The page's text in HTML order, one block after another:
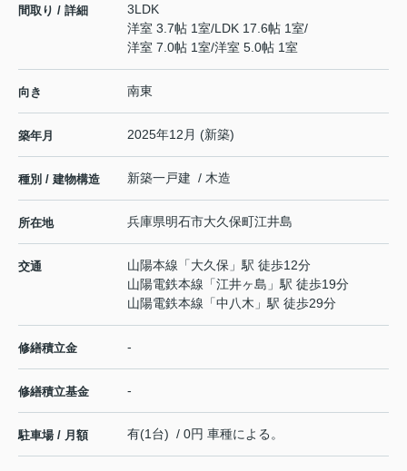
間取り / 詳細
3LDK
洋室 3.7帖 1室/LDK 17.6帖 1室/
洋室 7.0帖 1室/洋室 5.0帖 1室
向き 南東
築年月 2025年12月 (新築)
種別 / 建物構造 新築一戸建 / 木造
所在地 兵庫県明石市大久保町江井島
交通 山陽本線 「大久保 」駅 徒歩12分
山陽電鉄本線 「江井ヶ島 」駅 徒歩19分
山陽電鉄本線 「中八木 」駅 徒歩29分
修繕積立金 -
修繕積立基金 -
駐車場 / 月額 有(1台) / 0円 車種による。